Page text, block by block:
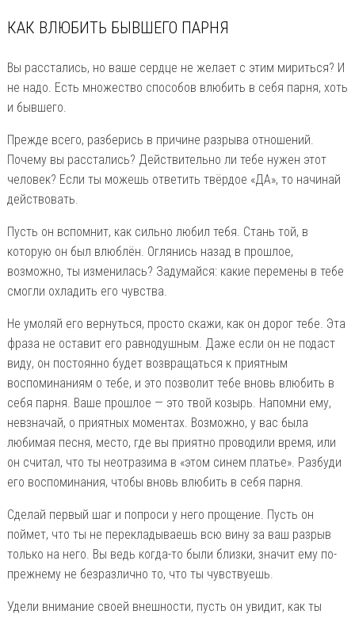
КАК ВЛЮБИТЬ БЫВШЕГО ПАРНЯ
Вы расстались, но ваше сердце не желает с этим мириться? И
не надо. Есть множество способов влюбить в себя парня, хоть
и бывшего.
Прежде всего, разберись в причине разрыва отношений.
Почему вы расстались? Действительно ли тебе нужен этот
человек? Если ты можешь ответить твёрдое «ДА», то начинай
действовать.
Пусть он вспомнит, как сильно любил тебя. Стань той, в
которую он был влюблён. Оглянись назад в прошлое,
возможно, ты изменилась? Задумайся: какие перемены в тебе
смогли охладить его чувства.
Не умоляй его вернуться, просто скажи, как он дорог тебе. Эта
фраза не оставит его равнодушным. Даже если он не подаст
виду, он постоянно будет возвращаться к приятным
воспоминаниям о тебе, и это позволит тебе вновь влюбить в
себя парня. Ваше прошлое — это твой козырь. Напомни ему,
невзначай, о приятных моментах. Возможно, у вас была
любимая песня, место, где вы приятно проводили время, или
он считал, что ты неотразима в «этом синем платье». Разбуди
его воспоминания, чтобы вновь влюбить в себя парня.
Сделай первый шаг и попроси у него прощение. Пусть он
поймет, что ты не перекладываешь всю вину за ваш разрыв
только на него. Вы ведь когда-то были близки, значит ему по-
прежнему не безразлично то, что ты чувствуешь.
Удели внимание своей внешности, пусть он увидит, как ты